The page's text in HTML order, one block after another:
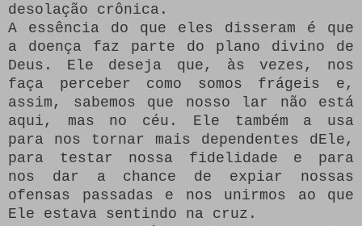
desolação crônica.
A essência do que eles disseram é que
a doença faz parte do plano divino de
Deus.
Ele deseja que, às vezes, nos
faça perceber como somos frágeis e,
assim, sabemos que nosso lar não está
aqui, mas no céu.
Ele também a usa
para nos tornar mais dependentes dEle,
para testar nossa fidelidade e para
nos dar a chance de expiar nossas
ofensas passadas e nos unirmos ao que
Ele estava sentindo na cruz.